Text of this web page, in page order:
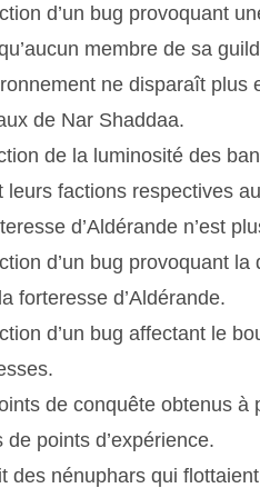
d’un bug provoquant
membre de sa
ne disparaît
de Nar Shaddaa.
de la luminosité des
leurs factions respectives
d’Aldérande n’est
d’un bug provoquant
forteresse d’Aldérande.
d’un bug affectant le
de conquête obtenus à
de points d’expérience.
des nénuphars qui